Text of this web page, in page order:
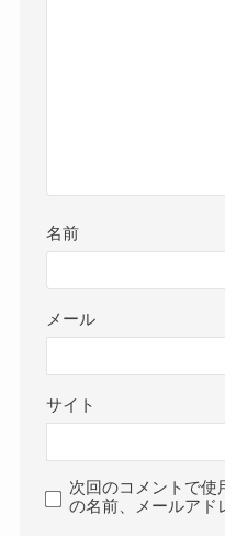
名前
メール
サイト
次回のコメントで使
の名前、メールアド